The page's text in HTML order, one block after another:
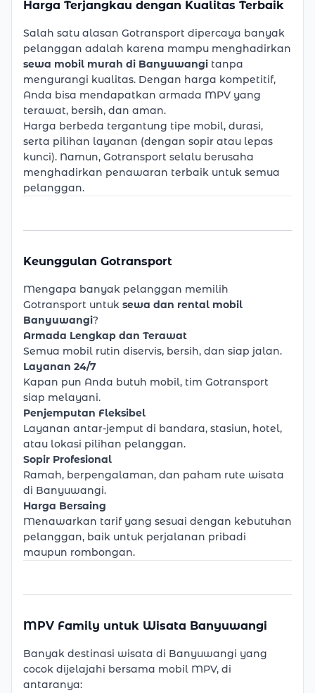
Harga Terjangkau dengan Kualitas Terbaik
Salah satu alasan Gotransport dipercaya banyak
pelanggan adalah karena mampu menghadirkan
sewa mobil murah di Banyuwangi tanpa
mengurangi kualitas. Dengan harga kompetitif,
Anda bisa mendapatkan armada MPV yang
terawat, bersih, dan aman.
Harga berbeda tergantung tipe mobil, durasi,
serta pilihan layanan (dengan sopir atau lepas
kunci). Namun, Gotransport selalu berusaha
menghadirkan penawaran terbaik untuk semua
pelanggan.
Keunggulan Gotransport
Mengapa banyak pelanggan memilih
Gotransport untuk sewa dan rental mobil
Banyuwangi?
Armada Lengkap dan Terawat
Semua mobil rutin diservis, bersih, dan siap jalan.
Layanan 24/7
Kapan pun Anda butuh mobil, tim Gotransport
siap melayani.
Penjemputan Fleksibel
Layanan antar-jemput di bandara, stasiun, hotel,
atau lokasi pilihan pelanggan.
Sopir Profesional
Ramah, berpengalaman, dan paham rute wisata
di Banyuwangi.
Harga Bersaing
Menawarkan tarif yang sesuai dengan kebutuhan
pelanggan, baik untuk perjalanan pribadi
maupun rombongan.
MPV Family untuk Wisata Banyuwangi
Banyak destinasi wisata di Banyuwangi yang
cocok dijelajahi bersama mobil MPV, di
antaranya: